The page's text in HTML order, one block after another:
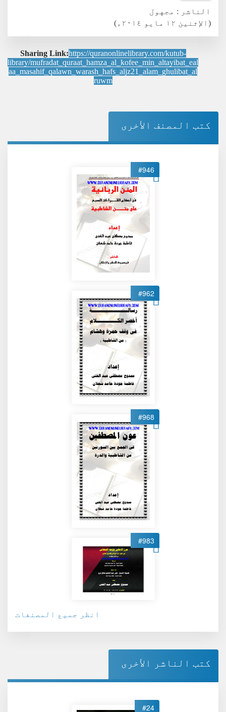
(الإثنين ١٢ مايو ٢٠١٤ء)
الناشر : مجهول
Sharing Link:https://quranonlinelibrary.com/kutub-
library/mufradat_quraat_hamza_al_kofee_min_altayibat_eal
aa_masahif_qalawn_warash_hafs_aljz21_alam_ghulibat_al
ruwm
كتب المصنف الأخرى
#946
#962
#968
#983
انظر جميع المصنفات
كتب الناشر الأخرى
#24